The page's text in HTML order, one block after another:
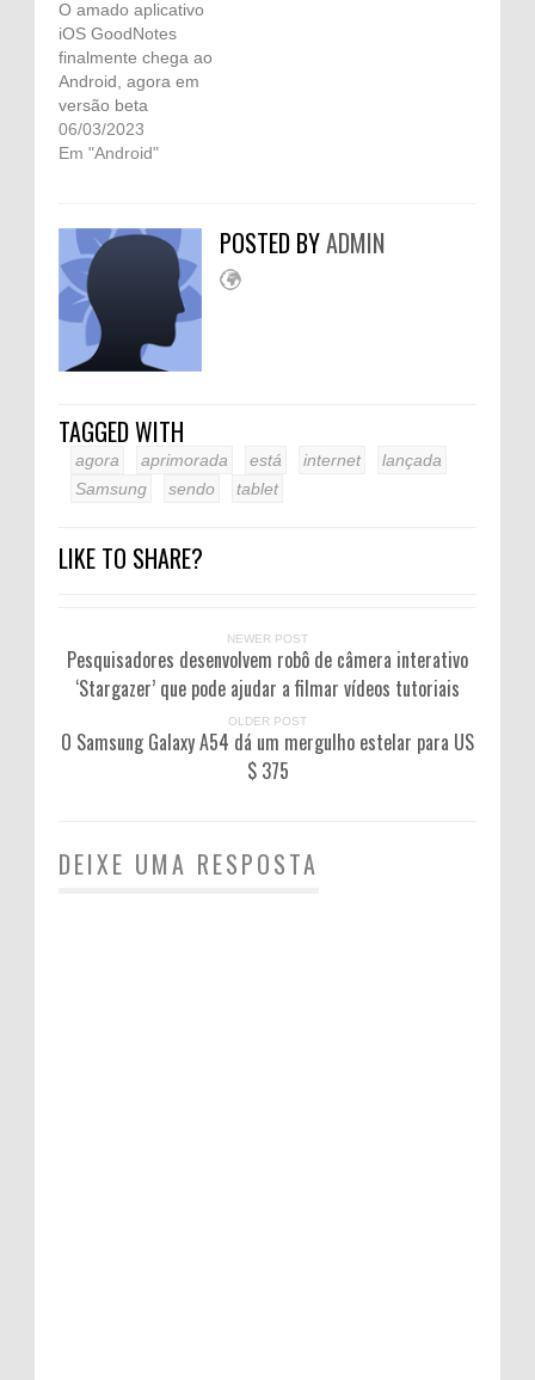
O amado aplicativo
iOS GoodNotes
finalmente chega ao
Android, agora em
versão beta
06/03/2023
Em "Android"
POSTED BYADMIN
TAGGED WITH
agora aprimorada está internet
lançada
Samsung
sendo tablet
LIKE TO SHARE?
NEWER POST
Pesquisadores desenvolvem robô de câmera interativo
‘Stargazer’ que pode ajudar a filmar vídeos tutoriais
OLDER POST
O Samsung Galaxy A54 dá um mergulho estelar para US
$ 375
DEIXE UMA RESPOSTA